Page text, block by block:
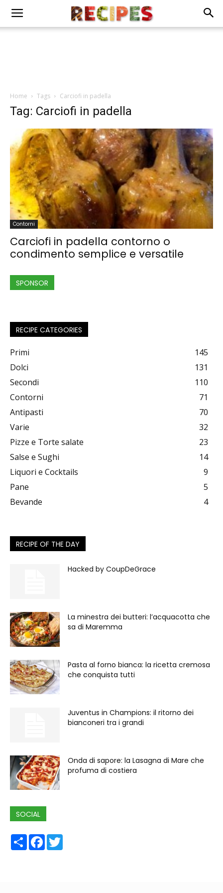
Home Tags Carciofi in padella
Tag: Carciofi in padella
Contorni
Carciofi in padella contorno o
condimento semplice e versatile
SPONSOR
RECIPE CATEGORIES
Primi
145
Dolci
131
Secondi
110
Contorni
71
Antipasti
70
Varie
32
Pizze e Torte salate
23
Salse e Sughi
14
Liquori e Cocktails
9
Pane
5
Bevande
4
RECIPE OF THE DAY
Hacked by CoupDeGrace
La minestra dei butteri: l’acquacotta che
sa di Maremma
Pasta al forno bianca: la ricetta cremosa
che conquista tutti
Juventus in Champions: il ritorno dei
bianconeri tra i grandi
Onda di sapore: la Lasagna di Mare che
profuma di costiera
SOCIAL
ShareFacebook